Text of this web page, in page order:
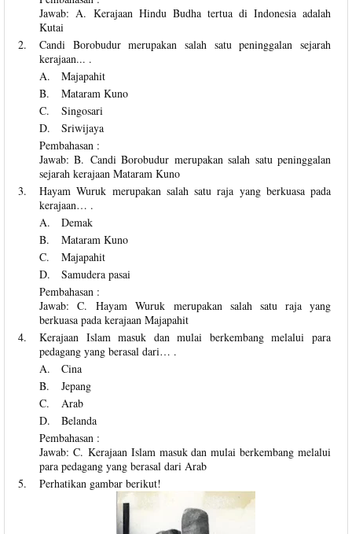
Jawab: A. Kerajaan Hindu Budha tertua di Indonesia adalah
Kutai
2.
Candi Borobudur merupakan salah satu peninggalan sejarah
kerajaan... .
A.
Majapahit
B.
Mataram Kuno
C.
Singosari
D.
Sriwijaya
Pembahasan :
Jawab: B. Candi Borobudur merupakan salah satu peninggalan
sejarah kerajaan Mataram Kuno
3.
Hayam Wuruk merupakan salah satu raja yang berkuasa pada
kerajaan… .
A.
Demak
B.
Mataram Kuno
C.
Majapahit
D.
Samudera pasai
Pembahasan :
Jawab: C. Hayam Wuruk merupakan salah satu raja yang
berkuasa pada kerajaan Majapahit
4.
Kerajaan Islam masuk dan mulai berkembang melalui para
pedagang yang berasal dari… .
A.
Cina
B.
Jepang
C.
Arab
D.
Belanda
Pembahasan :
Jawab: C. Kerajaan Islam masuk dan mulai berkembang melalui
para pedagang yang berasal dari Arab
5.
Perhatikan gambar berikut!